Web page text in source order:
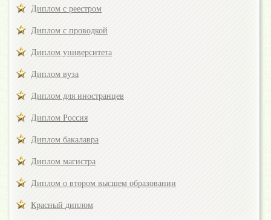
Диплом с реестром
Диплом с проводкой
Диплом университета
Диплом вуза
Диплом для иностранцев
Диплом Россия
Диплом бакалавра
Диплом магистра
Диплом о втором высшем образовании
Красный диплом